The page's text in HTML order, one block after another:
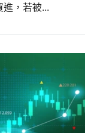
，若被...